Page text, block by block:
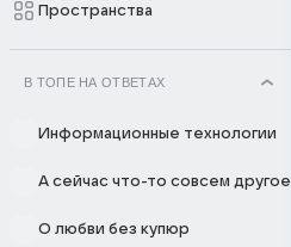
Пространства
В ТОПЕ НА ОТВЕТАХ
Информационные технологии
А сейчас что-то совсем другое
О любви без купюр